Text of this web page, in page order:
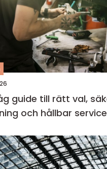
och hållbar service